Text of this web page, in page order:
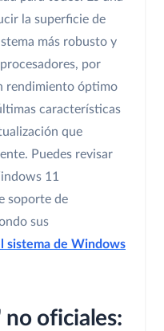
la superficie de
más robusto y
por
rendimiento óptimo
características
que
Puedes revisar
11
soporte de
sus
sistema de Windows
no oficiales: